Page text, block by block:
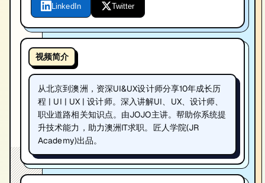
LinkedIn Twitter
视频简介
从北京到澳洲，资深UI&UX设计师分享10年成长历
程 | UI | UX | 设计师。深入讲解UI、UX、设计师、
职业道路相关知识点。由JOJO主讲。帮助你系统提
升技术能力，助力澳洲IT求职。匠人学院(JR
Academy)出品。